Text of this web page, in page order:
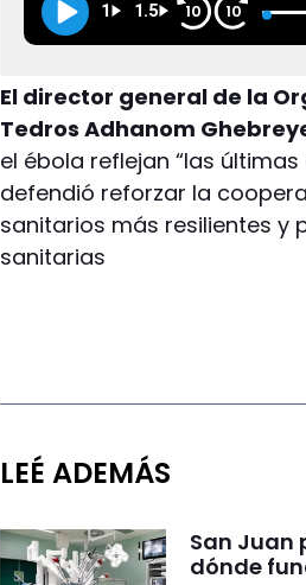
1 1.5 10 10
El director general de la
Tedros Adhanom
el ébola reflejan “las últimas
defendió reforzar la
sanitarios más resilientes y
sanitarias
LEÉ ADEMÁS
San Juan
dónde